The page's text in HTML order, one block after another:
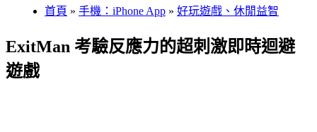
首頁 » 手機：iPhone App » 好玩遊戲、休閒益智
ExitMan 考驗反應力的超刺激即時迴避
遊戲